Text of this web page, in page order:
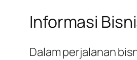
Informasi
Dalam perjalanan